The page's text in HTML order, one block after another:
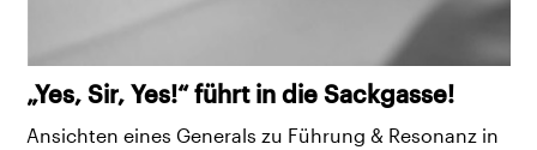
„Yes, Sir, Yes!“ führt in die Sackgasse!
Ansichten eines Generals zu Führung & Resonanz in